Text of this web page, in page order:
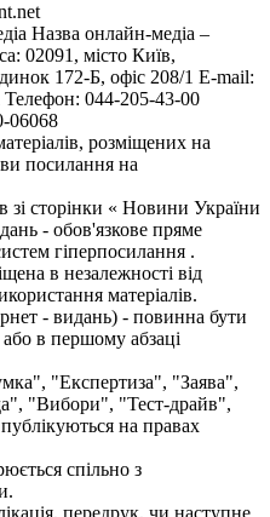
Назва онлайн-медіа –
02091, місто Київ,
172-Б, офіс 208/1 E-mail:
Телефон: 044-205-43-00
06068
розміщених на
посилання на
зі сторінки « Новини України
- обов'язкове пряме
гіперпосилання .
в незалежності від
матеріалів.
- видань) - повинна бути
в першому абзаці
"Експертиза", "Заява",
"Вибори", "Тест-драйв",
на правах
спільно з